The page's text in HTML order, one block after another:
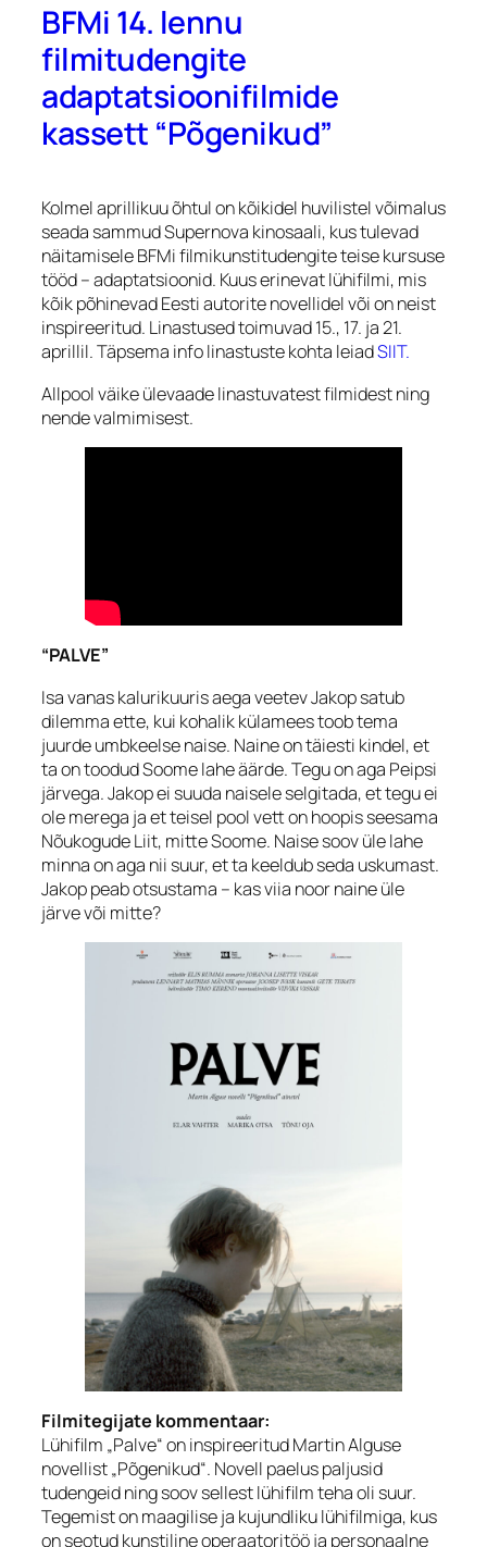
BFMi 14. lennu
filmitudengite
adaptatsioonifilmide
kassett “Põgenikud”
Kolmel aprillikuu õhtul on kõikidel huvilistel võimalus
seada sammud Supernova kinosaali, kus tulevad
näitamisele BFMi filmikunstitudengite teise kursuse
tööd – adaptatsioonid. Kuus erinevat lühifilmi, mis
kõik põhinevad Eesti autorite novellidel või on neist
inspireeritud. Linastused toimuvad 15., 17. ja 21.
aprillil. Täpsema info linastuste kohta leiadSIIT.
Allpool väike ülevaade linastuvatest filmidest ning
nende valmimisest.
“PALVE”
Isa vanas kalurikuuris aega veetev Jakop satub
dilemma ette, kui kohalik külamees toob tema
juurde umbkeelse naise. Naine on täiesti kindel, et
ta on toodud Soome lahe äärde. Tegu on aga Peipsi
järvega. Jakop ei suuda naisele selgitada, et tegu ei
ole merega ja et teisel pool vett on hoopis seesama
Nõukogude Liit, mitte Soome. Naise soov üle lahe
minna on aga nii suur, et ta keeldub seda uskumast.
Jakop peab otsustama – kas viia noor naine üle
järve või mitte?
Filmitegijate kommentaar:
Lühifilm „Palve“ on inspireeritud Martin Alguse
novellist „Põgenikud“. Novell paelus paljusid
tudengeid ning soov sellest lühifilm teha oli suur.
Tegemist on maagilise ja kujundliku lühifilmiga, kus
on seotud kunstiline operaatoritöö ja personaalne